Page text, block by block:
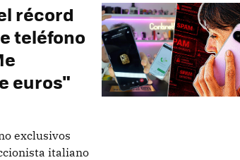
récord
teléfono
euros"
exclusivos
italiano